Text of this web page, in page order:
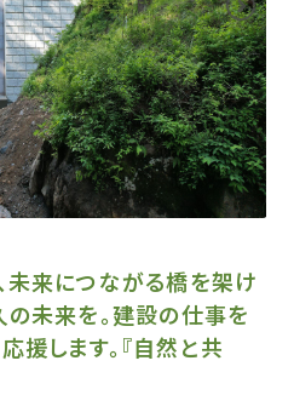
未来につながる橋を架け
の未来を。建設の仕事を
援します。『自然と共